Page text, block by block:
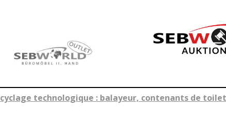
technologique : balayeur, contenants de